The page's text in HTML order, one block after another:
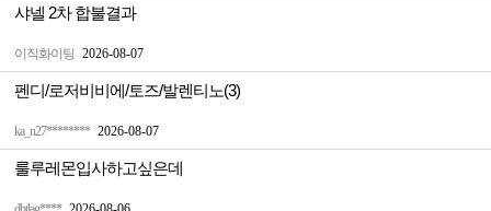
이직화이팅 2026-08-07
샤넬 2차 합불결과
ka_n27******** 2026-08-07
펜디/로저비비에/토즈/발렌티노(3)
룰루레몬입사하고싶은데